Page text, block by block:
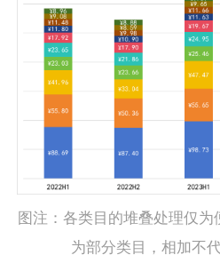
图注：各类目的堆叠处理仅为
为部分类目，相加不